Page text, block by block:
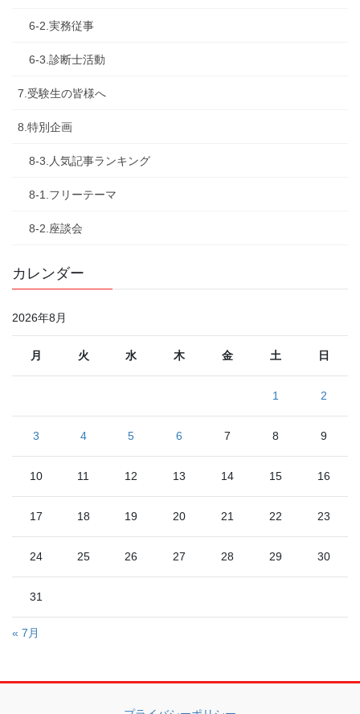
6-2.実務従事
6-3.診断士活動
7.受験生の皆様へ
8.特別企画
8-3.人気記事ランキング
8-1.フリーテーマ
8-2.座談会
カレンダー
2026年8月
月 火 水 木 金 土 日
1 2
3 4 5 6 7 8 9
10 11 12 13 14 15 16
17 18 19 20 21 22 23
24 25 26 27 28 29 30
31
« 7月